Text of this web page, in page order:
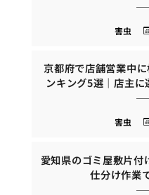
害虫
京都府で店舗営業中
ンキング5選｜店主
害虫
愛知県のゴミ屋敷片
仕分け作業